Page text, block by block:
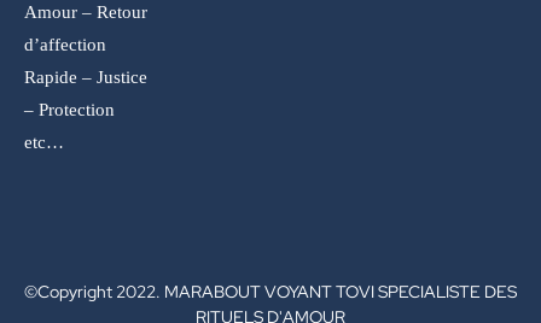
Amour – Retour
d’affection
Rapide – Justice
– Protection
etc…
©Copyright 2022. MARABOUT VOYANT TOVI SPECIALISTE DES
RITUELS D'AMOUR